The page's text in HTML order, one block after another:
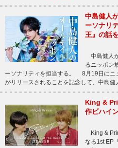
中島健人
ーソナリ
王』の話
中島健人
るニッポン
ーソナリティを担当する。 8月19日にニ
がリリースされることを記念して、中島健
King &
作ビハイ
King &
なる1st EP